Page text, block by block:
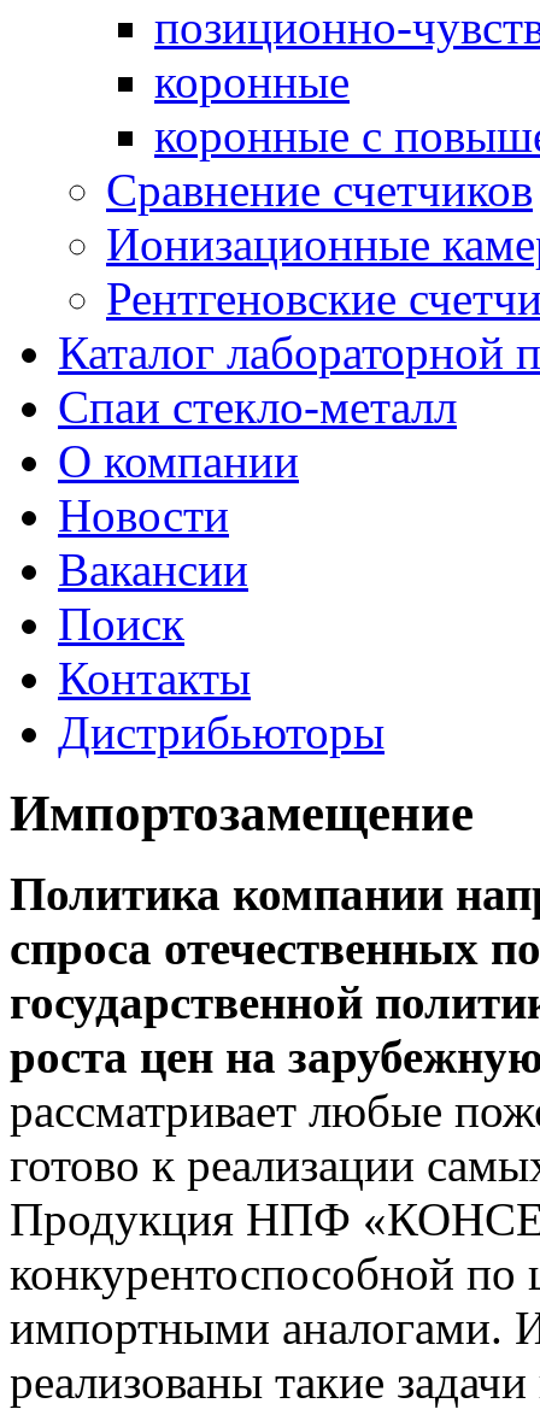
позиционно-
коронные
коронные с
Сравнение счетчиков
Ионизационные
Рентгеновские
Каталог лабораторной
Спаи стекло-металл
О компании
Новости
Вакансии
Поиск
Контакты
Дистрибьюторы
Импортозамещение
Политика компании
спроса отечественных
государственной
роста цен на
рассматривает любые
готово к реализации
Продукция НПФ
конкурентоспособной по
импортными аналогами.
реализованы такие